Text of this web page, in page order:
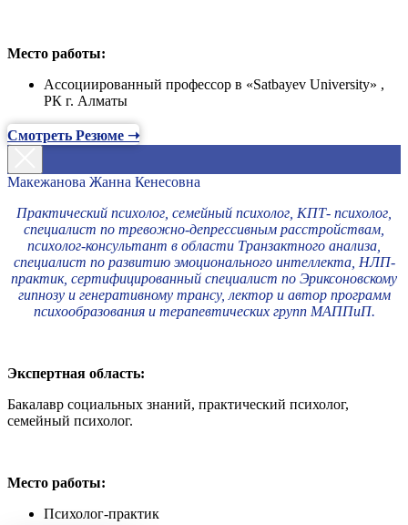
Место работы:
Ассоциированный профессор в «Satbayev University» ,
РК г. Алматы
Смотреть Резюме ➝
Макежанова Жанна Кенесовна
Практический психолог, семейный психолог, КПТ- психолог,
специалист по тревожно-депрессивным расстройствам,
психолог-консультант в области Транзактного анализа,
специалист по развитию эмоционального интеллекта, НЛП-
практик, сертифицированный специалист по Эриксоновскому
гипнозу и генеративному трансу, лектор и автор программ
психообразования и терапевтических групп МАППиП.
Экспертная область:
Бакалавр социальных знаний, практический психолог,
семейный психолог.
Место работы:
Психолог-практик